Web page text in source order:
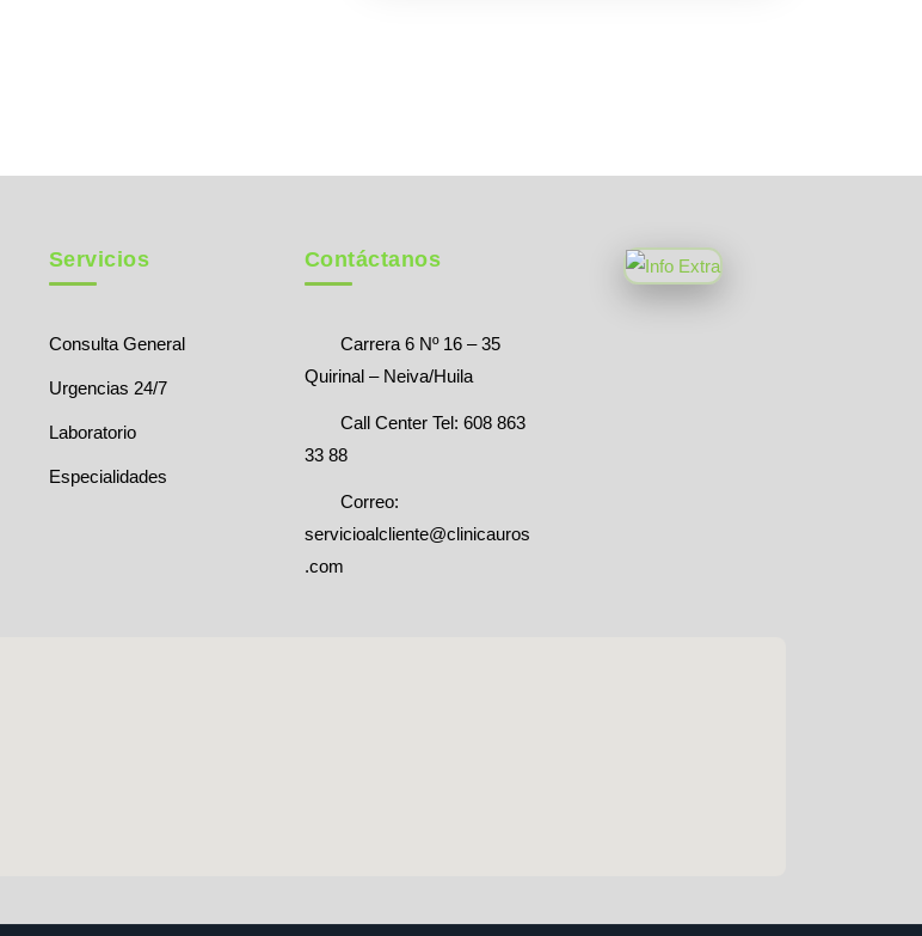
Servicios
Consulta General
Urgencias 24/7
Laboratorio
Especialidades
Contáctanos
Carrera 6 Nº 16 – 35
Quirinal – Neiva/Huila
Call Center Tel: 608 863
33 88
Correo:
servicioalcliente@clinicauros
.com